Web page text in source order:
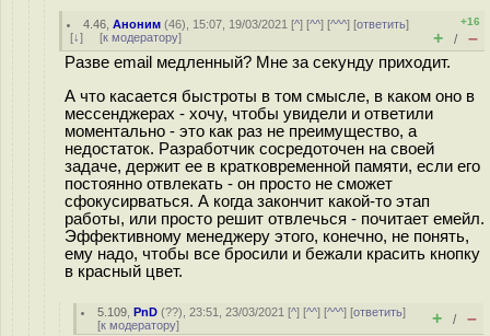
4.46 ,Аноним (46), 15:07, 19/03/2021 [^] [^^] [^^^] [ответить]
[↓] [к модератору]
+16
+ / –
Разве email медленный? Мне за секунду приходит.
А что касается быстроты в том смысле, в каком оно в
мессенджерах - хочу, чтобы увидели и ответили
моментально - это как раз не преимущество, а
недостаток. Разработчик сосредоточен на своей
задаче, держит ее в кратковременной памяти, если его
постоянно отвлекать - он просто не сможет
сфокусирваться. А когда закончит какой-то этап
работы, или просто решит отвлечься - почитает емейл.
Эффективному менеджеру этого, конечно, не понять,
ему надо, чтобы все бросили и бежали красить кнопку
в красный цвет.
5.109 ,PnD (??), 23:51, 23/03/2021 [^] [^^] [^^^] [ответить]
[к модератору] + / –